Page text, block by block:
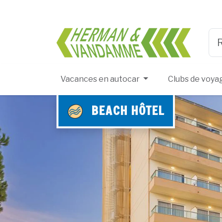
Vacances en autocar
Clubs de
BEACH HÔTEL